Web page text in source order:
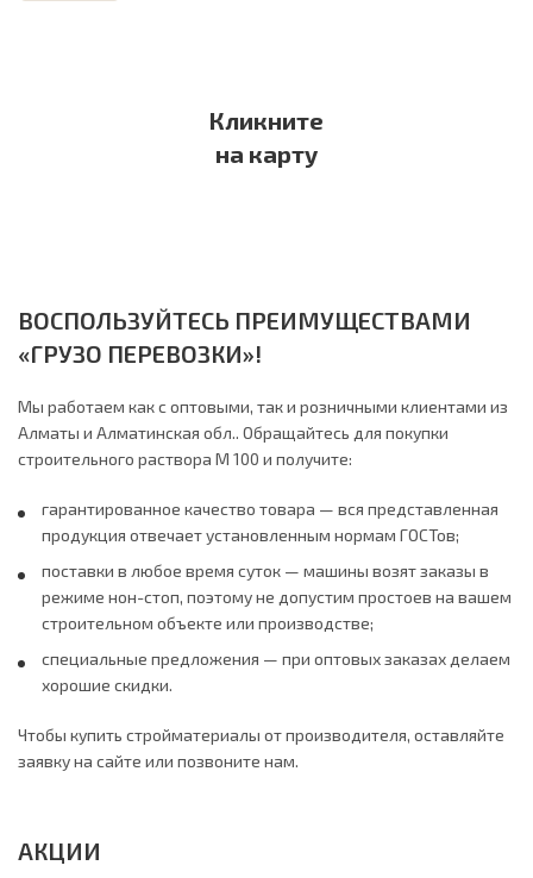
Кликните
на карту
ВОСПОЛЬЗУЙТЕСЬ ПРЕИМУЩЕСТВАМИ
«ГРУЗО ПЕРЕВОЗКИ»!
Мы работаем как с оптовыми, так и розничными клиентами из
Алматы и Алматинская обл.. Обращайтесь для покупки
строительного раствора М 100 и получите:
гарантированное качество товара — вся представленная
продукция отвечает установленным нормам ГОСТов;
поставки в любое время суток — машины возят заказы в
режиме нон-стоп, поэтому не допустим простоев на вашем
строительном объекте или производстве;
специальные предложения — при оптовых заказах делаем
хорошие скидки.
Чтобы купить стройматериалы от производителя, оставляйте
заявку на сайте или позвоните нам.
АКЦИИ